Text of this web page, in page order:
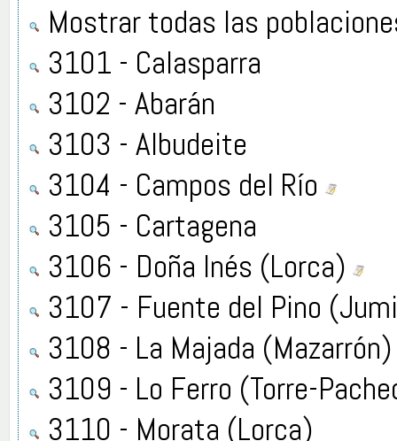
Mostrar todas las
3101 - Calasparra
3102 - Abarán
3103 - Albudeite
3104 - Campos del Río
3105 - Cartagena
3106 - Doña Inés (Lorca)
3107 - Fuente del Pino
3108 - La Majada (Mazarrón)
3109 - Lo Ferro (Torre-
3110 - Morata (Lorca)